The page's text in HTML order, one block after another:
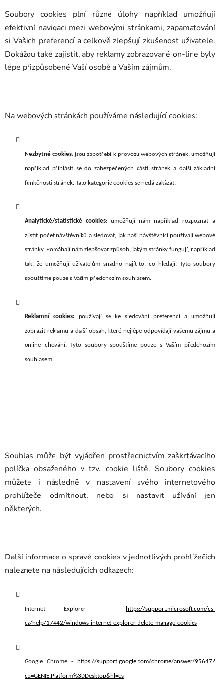
Soubory cookies plní různé úlohy, například umožňují
efektivní navigaci mezi webovými stránkami, zapamatování
si Vašich preferencí a celkově zlepšují zkušenost uživatele.
Dokážou také zajistit, aby reklamy zobrazované on-line byly
lépe přizpůsobené Vaší osobě a Vaším zájmům.
Na webových stránkách používáme následující cookies:
Nezbytné cookies: jsou zapotřebí k provozu webových stránek, umožňují
například přihlásit se do zabezpečených částí stránek a další základní
funkčnosti stránek. Tato kategorie cookies se nedá zakázat.
Analytické/statistické cookies: umožňují nám například rozpoznat a
zjistit počet návštěvníků a sledovat, jak naši návštěvníci používají webové
stránky. Pomáhají nám zlepšovat způsob, jakým stránky fungují, například
tak, že umožňují uživatelům snadno najít to, co hledají. Tyto soubory
spouštíme pouze s Vaším předchozím souhlasem.
Reklamní cookies: používají se ke sledování preferencí a umožňují
zobrazit reklamu a další obsah, které nejlépe odpovídají vašemu zájmu a
online chování. Tyto soubory spouštíme pouze s Vaším předchozím
souhlasem.
Souhlas může být vyjádřen prostřednictvím zaškrtávacího
políčka obsaženého v tzv. cookie liště. Soubory cookies
můžete i následně v nastavení svého internetového
prohlížeče odmítnout, nebo si nastavit užívání jen
některých.
Další informace o správě cookies v jednotlivých prohlížečích
naleznete na následujících odkazech:
Internet Explorer - https://support.microsoft.com/cs-
cz/help/17442/windows-internet-explorer-delete-manage-cookies
Google Chrome - https://support.google.com/chrome/answer/95647?
co=GENIE.Platform%3DDesktop&hl=cs